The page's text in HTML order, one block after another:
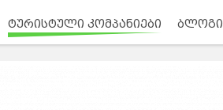
ტურისტული კომპანიები ბლოგი